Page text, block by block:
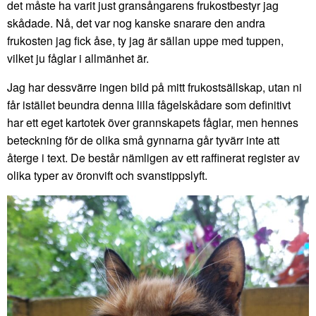
det måste ha varit just gransångarens frukostbestyr jag
skådade. Nå, det var nog kanske snarare den andra
frukosten jag fick åse, ty jag är sällan uppe med tuppen,
vilket ju fåglar i allmänhet är.
Jag har dessvärre ingen bild på mitt frukostsällskap, utan ni
får istället beundra denna lilla fågelskådare som definitivt
har ett eget kartotek över grannskapets fåglar, men hennes
beteckning för de olika små gynnarna går tyvärr inte att
återge i text. De består nämligen av ett raffinerat register av
olika typer av öronvift och svanstippslyft.